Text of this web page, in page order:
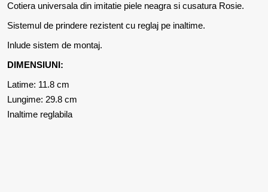
Cotiera universala din imitatie piele neagra si cusatura Rosie.
Sistemul de prindere rezistent cu reglaj pe inaltime.
Inlude sistem de montaj.
DIMENSIUNI:
Latime: 11.8 cm
Lungime: 29.8 cm
Inaltime reglabila